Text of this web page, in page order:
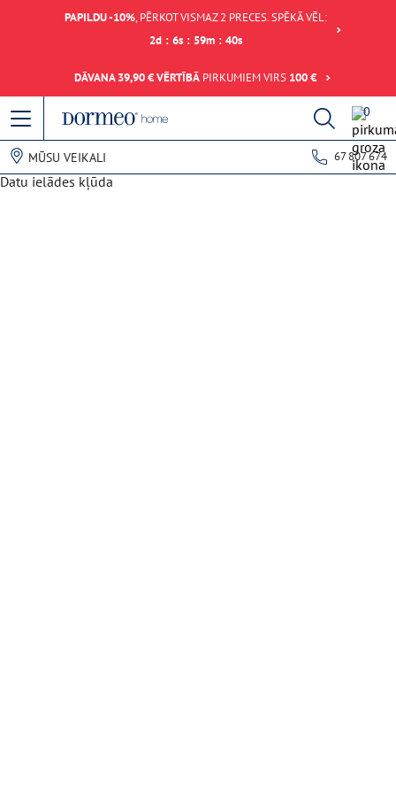
PAPILDU -10%, PĒRKOT VISMAZ 2 PRECES. SPĒKĀ VĒL:
2d : 6s : 59m : 40s
DĀVANA 39,90 € VĒRTĪBĀ PIRKUMIEM VIRS 100 €
0
MŪSU VEIKALI 67 807 674
Datu ielādes kļūda